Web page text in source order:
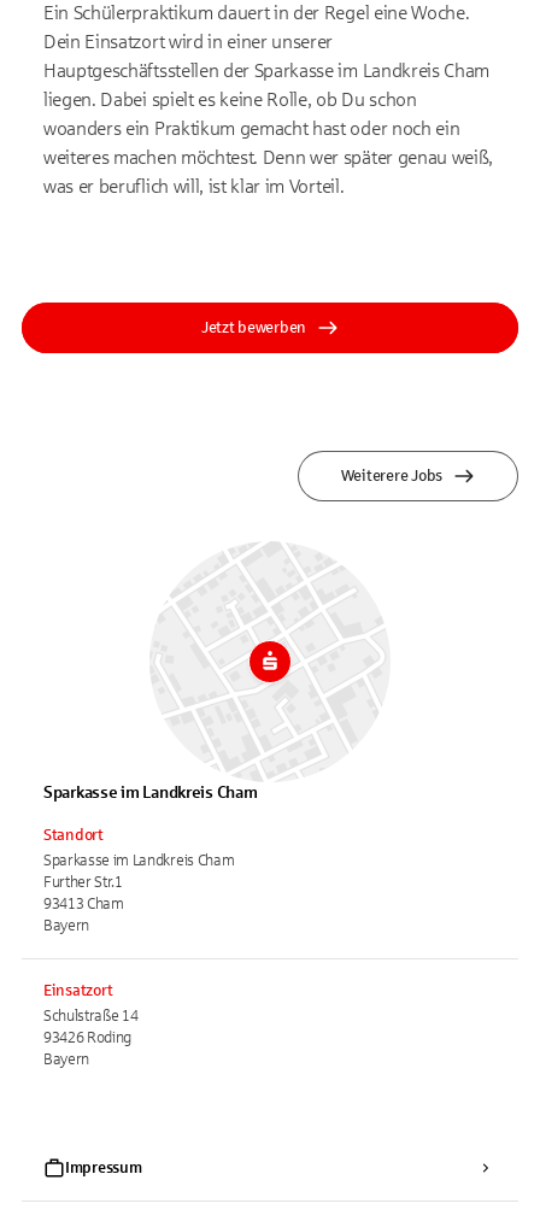
Ein Schülerpraktikum dauert in der Regel eine Woche.
Dein Einsatzort wird in einer unserer
Hauptgeschäftsstellen der Sparkasse im Landkreis Cham
liegen. Dabei spielt es keine Rolle, ob Du schon
woanders ein Praktikum gemacht hast oder noch ein
weiteres machen möchtest. Denn wer später genau weiß,
was er beruflich will, ist klar im Vorteil.
Jetzt bewerben
Weiterere Jobs
Sparkasse im Landkreis Cham
Standort
Sparkasse im Landkreis Cham
Further Str.1
93413 Cham
Bayern
Einsatzort
Schulstraße 14
93426 Roding
Bayern
Impressum